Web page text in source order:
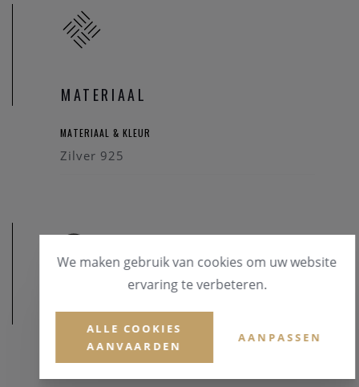
MATERIAAL
MATERIAAL & KLEUR
Zilver 925
AFMETINGEN
We maken gebruik van cookies om uw website
ervaring te verbeteren.
ALLE COOKIES
AANVAARDEN
AANPASSEN